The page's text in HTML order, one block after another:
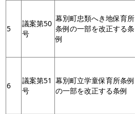
5
議案第50
号
幕別町忠類へき地保育所
条例の一部を改正する条
例
6
議案第51
号
幕別町立学童保育所条例
の一部を改正する条例